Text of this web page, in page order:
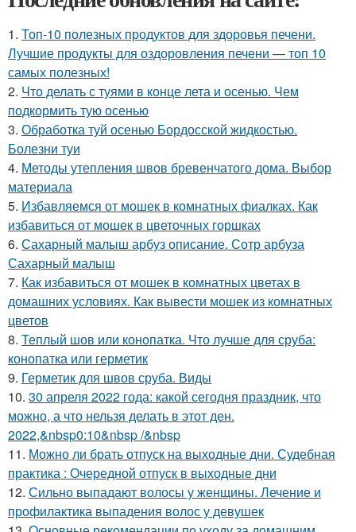
1. Топ-10 полезных продуктов для здоровья печени.
Лучшие продукты для оздоровления печени — топ 10
самых полезных!
2. Что делать с туями в конце лета и осенью. Чем
подкормить тую осенью
3. Обработка туй осенью Бордосской жидкостью.
Болезни туи
4. Методы утепления швов бревенчатого дома. Выбор
материала
5. Избавляемся от мошек в комнатных фиалках. Как
избавиться от мошек в цветочных горшках
6. Сахарный малыш арбуз описание. Сотр арбуза
Сахарный малыш
7. Как избавиться от мошек в комнатных цветах в
домашних условиях. Как вывести мошек из комнатных
цветов
8. Теплый шов или конопатка. Что лучше для сруба:
конопатка или герметик
9. Герметик для швов сруба. Виды
10. 30 апреля 2022 года: какой сегодня праздник, что
можно, а что нельзя делать в этот ден.
2022,&nbsp0:10&nbsp /&nbsp
11. Можно ли брать отпуск на выходные дни. Судебная
практика : Очередной отпуск в выходные дни
12. Сильно выпадают волосы у женщины. Лечение и
профилактика выпадения волос у девушек